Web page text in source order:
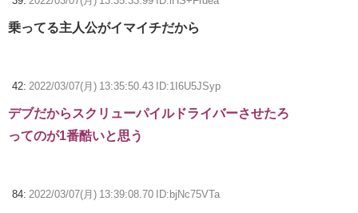
乗ってる主人公がイマイチだから
42: 2022/03/07(月) 13:35:50.43 ID:1I6U5JSyp
デブだからスクリューパイルドライバーさせたろ
ってのが1番酷いと思う
84: 2022/03/07(月) 13:39:08.70 ID:bjNc75VTa